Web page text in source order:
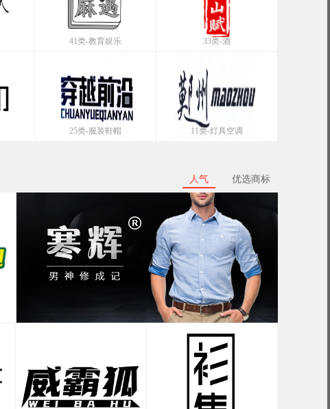
41类-教育娱乐 33类-酒
25类-服装鞋帽 11类-灯具空调
人气 优选商标